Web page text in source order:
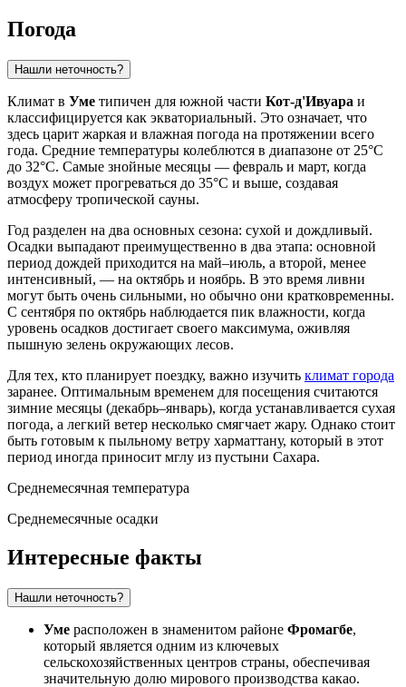
Погода
Нашли неточность?
Климат в Уме типичен для южной части Кот-д'Ивуара и
классифицируется как экваториальный. Это означает, что
здесь царит жаркая и влажная погода на протяжении всего
года. Средние температуры колеблются в диапазоне от 25°C
до 32°C. Самые знойные месяцы — февраль и март, когда
воздух может прогреваться до 35°C и выше, создавая
атмосферу тропической сауны.
Год разделен на два основных сезона: сухой и дождливый.
Осадки выпадают преимущественно в два этапа: основной
период дождей приходится на май–июль, а второй, менее
интенсивный, — на октябрь и ноябрь. В это время ливни
могут быть очень сильными, но обычно они кратковременны.
С сентября по октябрь наблюдается пик влажности, когда
уровень осадков достигает своего максимума, оживляя
пышную зелень окружающих лесов.
Для тех, кто планирует поездку, важно изучить климат города
заранее. Оптимальным временем для посещения считаются
зимние месяцы (декабрь–январь), когда устанавливается сухая
погода, а легкий ветер несколько смягчает жару. Однако стоит
быть готовым к пыльному ветру харматтану, который в этот
период иногда приносит мглу из пустыни Сахара.
Среднемесячная температура
Среднемесячные осадки
Интересные факты
Нашли неточность?
Уме расположен в знаменитом районе Фромагбе,
который является одним из ключевых
сельскохозяйственных центров страны, обеспечивая
значительную долю мирового производства какао.